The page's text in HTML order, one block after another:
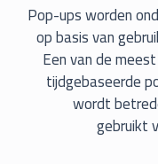
Pop-ups worden
op basis van
Een van de
tijdgebaseerde
wordt
gebruikt